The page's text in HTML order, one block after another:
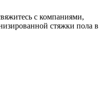
с компаниями,
стяжки пола в